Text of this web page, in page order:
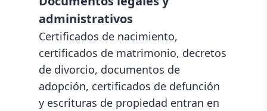
administrativos
Certificados de nacimiento,
certificados de matrimonio, decretos
de divorcio, documentos de
adopción, certificados de defunción
y escrituras de propiedad entran en